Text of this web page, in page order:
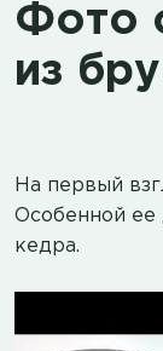
Фото
из
На первый
Особенной ее
кедра.